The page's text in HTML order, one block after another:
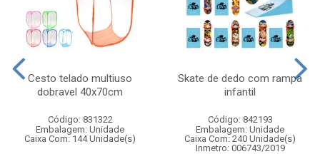
Cesto telado multiuso
dobravel 40x70cm
Código: 831322
Embalagem: Unidade
Caixa Com: 144 Unidade(s)
Skate de dedo com rampa
infantil
Código: 842193
Embalagem: Unidade
Caixa Com: 240 Unidade(s)
Inmetro: 006743/2019